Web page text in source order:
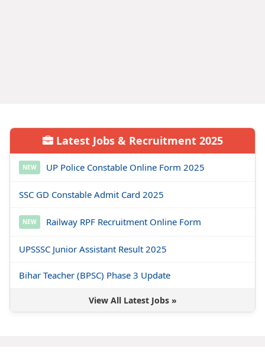
Latest Jobs & Recruitment 2025
NEW UP Police Constable Online Form 2025
SSC GD Constable Admit Card 2025
NEW Railway RPF Recruitment Online Form
UPSSSC Junior Assistant Result 2025
Bihar Teacher (BPSC) Phase 3 Update
View All Latest Jobs »